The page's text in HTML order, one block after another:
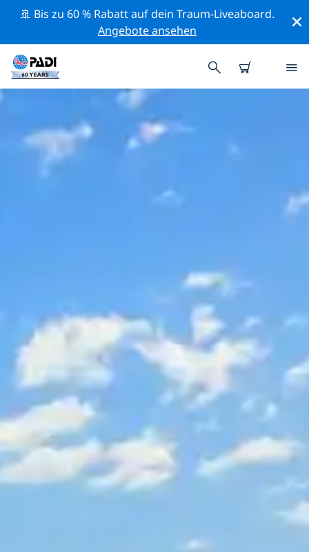
🚢 Bis zu 60 % Rabatt auf dein Traum-Liveaboard.
Angebote ansehen